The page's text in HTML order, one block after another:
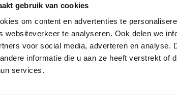
gebruik van cookies
om content en advertenties te
websiteverkeer te analyseren. Ook delen we
voor social media, adverteren en analyse.
informatie die u aan ze heeft verstrekt of
services.
Vragen over techniek
Camper trekhaken
Trekhaakofferte aanvragen